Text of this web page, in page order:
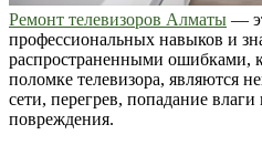
Ремонт телевизоров Алматы —
профессиональных навыков и
распространенными ошибками,
поломке телевизора, являются
сети, перегрев, попадание
повреждения.